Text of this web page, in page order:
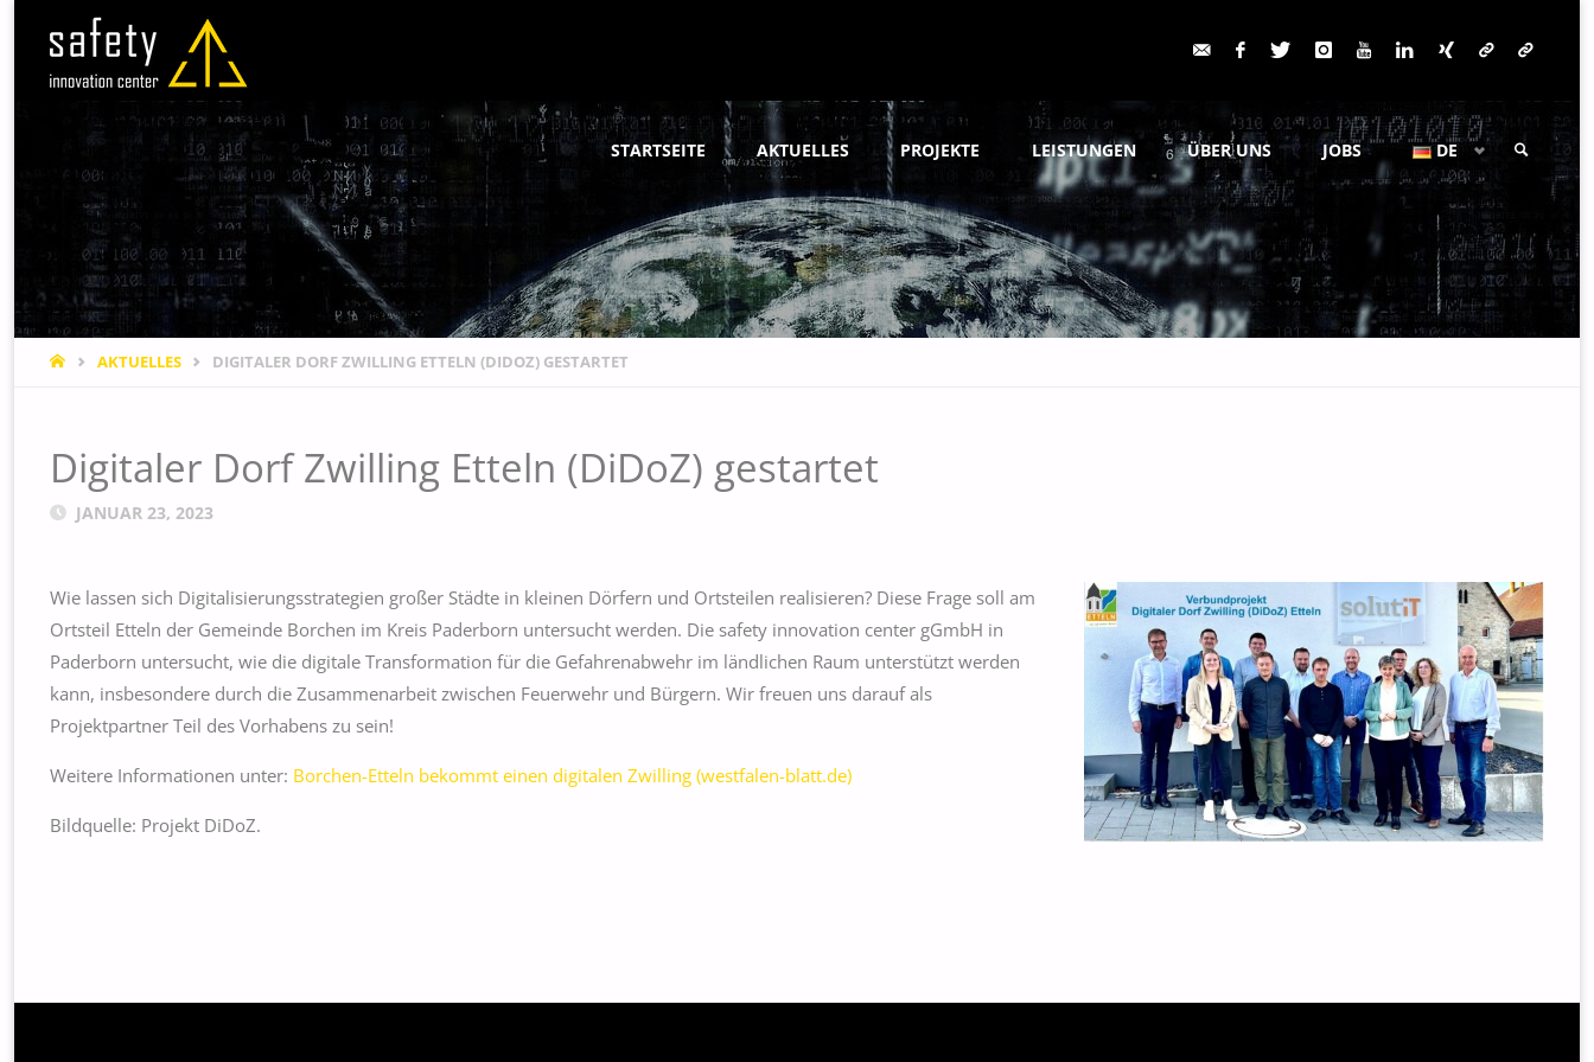
Skip
content
STARTSEITE AKTUELLES PROJEKTE LEISTUNGEN ÜBER UNS JOBS DE
SUCHE
STARTSEITE
AKTUELLES DIGITALER DORF ZWILLING ETTELN (DIDOZ) GESTARTET
Digitaler Dorf Zwilling Etteln (DiDoZ) gestartet
JANUAR 23, 2023
Wie lassen sich Digitalisierungsstrategien großer Städte in kleinen Dörfern und Ortsteilen realisieren? Diese Frage soll am
Ortsteil Etteln der Gemeinde Borchen im Kreis Paderborn untersucht werden. Die safety innovation center gGmbH in
Paderborn untersucht, wie die digitale Transformation für die Gefahrenabwehr im ländlichen Raum unterstützt werden
kann, insbesondere durch die Zusammenarbeit zwischen Feuerwehr und Bürgern. Wir freuen uns darauf als
Projektpartner Teil des Vorhabens zu sein!
Weitere Informationen unter: Borchen-Etteln bekommt einen digitalen Zwilling (westfalen-blatt.de)
Bildquelle: Projekt DiDoZ.